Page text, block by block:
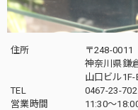
住所
〒248-0011
神奈川県鎌
山口ビル1F-
TEL
0467-23-
営業時間
11:30～